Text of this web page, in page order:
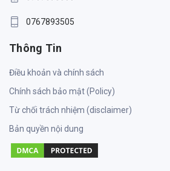
0767893505
Thông Tin
Điều khoản và chính sách
Chính sách bảo mật (Policy)
Từ chối trách nhiệm (disclaimer)
Bản quyền nội dung